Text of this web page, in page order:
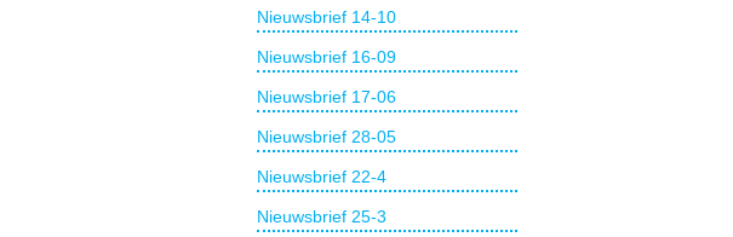
Nieuwsbrief 14-10
Nieuwsbrief 16-09
Nieuwsbrief 17-06
Nieuwsbrief 28-05
Nieuwsbrief 22-4
Nieuwsbrief 25-3